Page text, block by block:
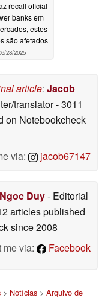
recall oficial
banks em
estes
são afetados
28/2025
article:Jacob
translator- 3011
on Notebookcheck
via:
jacob67147
Duy- Editorial
articles published
since 2008
me via:
Facebook
> Notícias> Arquivo de